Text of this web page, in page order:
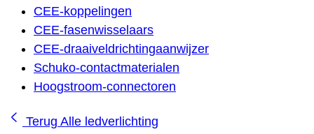
CEE-koppelingen
CEE-fasenwisselaars
CEE-draaiveldrichtingaanwijzer
Schuko-contactmaterialen
Hoogstroom-connectoren
Terug Alle ledverlichting